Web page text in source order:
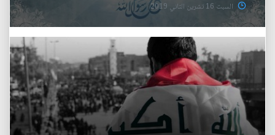
السبت 16 تشرين الثاني 2019